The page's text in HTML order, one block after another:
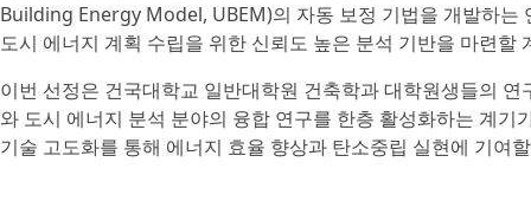
Building Energy Model, UBEM)의 자동 보정 기법을 개발하는
도시 에너지 계획 수립을 위한 신뢰도 높은 분석 기반을 마련할
이번 선정은 건국대학교 일반대학원 건축학과 대학원생들의
와 도시 에너지 분석 분야의 융합 연구를 한층 활성화하는 계
기술 고도화를 통해 에너지 효율 향상과 탄소중립 실현에 기여